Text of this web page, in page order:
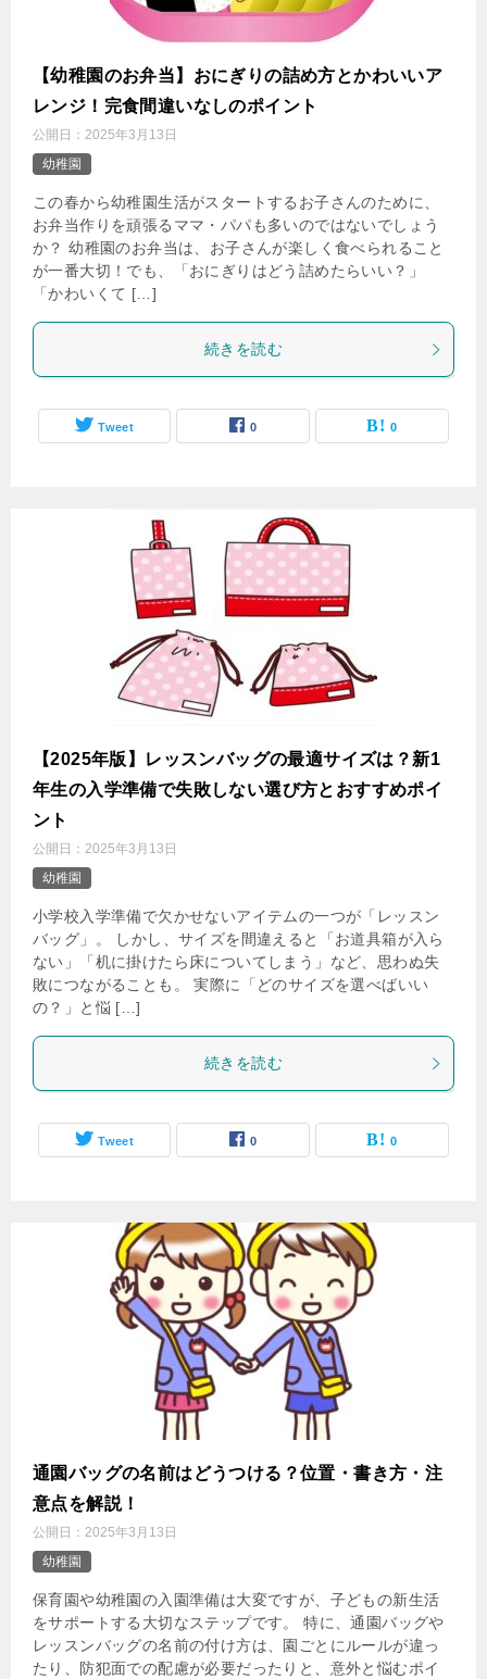
【幼稚園のお弁当】おにぎりの詰め方とかわいいア
レンジ！完食間違いなしのポイント
公開日： 2025年3月13日
幼稚園
この春から幼稚園生活がスタートするお子さんのために、
お弁当作りを頑張るママ・パパも多いのではないでしょう
か？ 幼稚園のお弁当は、お子さんが楽しく食べられること
が一番大切！でも、「おにぎりはどう詰めたらいい？」
「かわいくて […]
続きを読む
Tweet 0 0
【2025年版】レッスンバッグの最適サイズは？新1
年生の入学準備で失敗しない選び方とおすすめポイ
ント
公開日： 2025年3月13日
幼稚園
小学校入学準備で欠かせないアイテムの一つが「レッスン
バッグ」。 しかし、サイズを間違えると「お道具箱が入ら
ない」「机に掛けたら床についてしまう」など、思わぬ失
敗につながることも。 実際に「どのサイズを選べばいい
の？」と悩 […]
続きを読む
Tweet 0 0
通園バッグの名前はどうつける？位置・書き方・注
意点を解説！
公開日： 2025年3月13日
幼稚園
保育園や幼稚園の入園準備は大変ですが、子どもの新生活
をサポートする大切なステップです。 特に、通園バッグや
レッスンバッグの名前の付け方は、園ごとにルールが違っ
たり、防犯面での配慮が必要だったりと、意外と悩むポイ